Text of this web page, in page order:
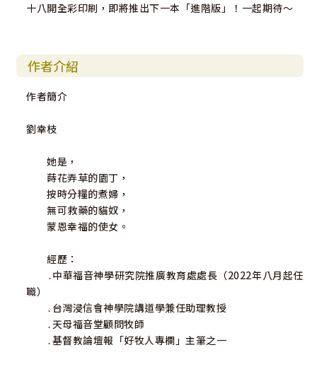
十八開全彩印刷，即將推出下一本「進階版」！一起期待～
作者介紹
作者簡介
劉幸枝
她是，
蒔花弄草的園丁，
按時分糧的煮婦，
無可救藥的貓奴，
蒙恩幸福的使女。
經歷：
․中華福音神學研究院推廣教育處處長（2022年八月起任
職）
․台灣浸信會神學院講道學兼任助理教授
․天母福音堂顧問牧師
․基督教論壇報「好牧人專欄」主筆之一